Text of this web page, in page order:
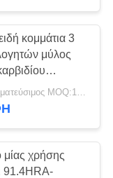
17
κομμάτια 3
μύλος
με τη γρήγορη
τσιπ
Διαπραγματεύσιμος MOQ:10 κομμάτια
μίας χρήσης
91.4HRA-